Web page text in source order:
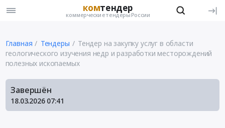
комтендер
коммерческие тендеры России
Главная Тендеры
Тендер на закупку услуг в области
геологического изучения недр и разработки месторождений
полезных ископаемых
Завершён
18.03.2026 07:41